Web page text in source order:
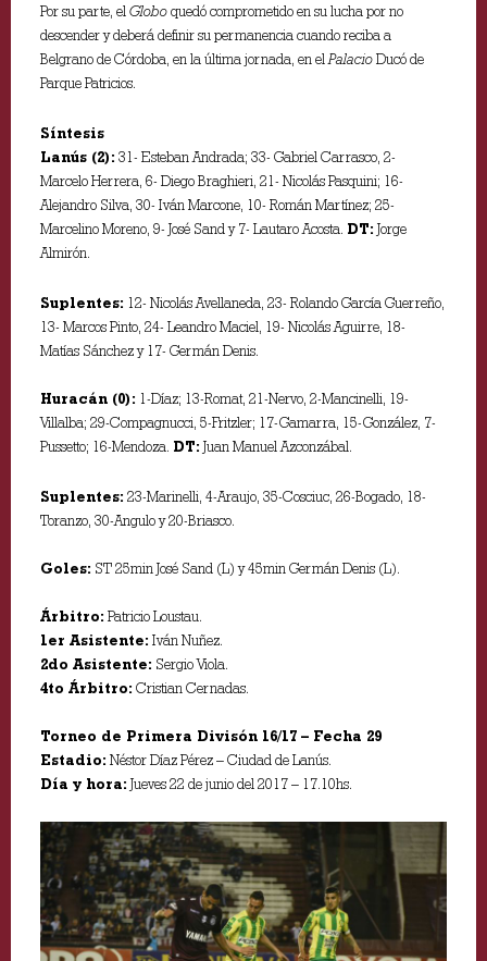
Por su parte, elGloboquedó comprometido en su lucha por no
descender y deberá definir su permanencia cuando reciba a
Belgrano de Córdoba, en la última jornada, en elPalacioDucó de
Parque Patricios.
Síntesis
Lanús (2): 31- Esteban Andrada; 33- Gabriel Carrasco, 2-
Marcelo Herrera, 6- Diego Braghieri, 21- Nicolás Pasquini; 16-
Alejandro Silva, 30- Iván Marcone, 10- Román Martínez; 25-
Marcelino Moreno, 9- José Sand y 7- Lautaro Acosta. DT: Jorge
Almirón.
Suplentes: 12- Nicolás Avellaneda, 23- Rolando García Guerreño,
13- Marcos Pinto, 24- Leandro Maciel, 19- Nicolás Aguirre, 18-
Matías Sánchez y 17- Germán Denis.
Huracán (0): 1-Díaz; 13-Romat, 21-Nervo, 2-Mancinelli, 19-
Villalba; 29-Compagnucci, 5-Fritzler; 17-Gamarra, 15-González, 7-
Pussetto; 16-Mendoza. DT: Juan Manuel Azconzábal.
Suplentes: 23-Marinelli, 4-Araujo, 35-Cosciuc, 26-Bogado, 18-
Toranzo, 30-Angulo y 20-Briasco.
Goles: ST 25min José Sand (L) y 45min Germán Denis (L).
Árbitro: Patricio Loustau.
1er Asistente: Iván Nuñez.
2do Asistente: Sergio Viola.
4to Árbitro: Cristian Cernadas.
Torneo de Primera Divisón 16/17 – Fecha 29
Estadio: Néstor Díaz Pérez – Ciudad de Lanús.
Día y hora: Jueves 22 de junio del 2017 – 17.10hs.